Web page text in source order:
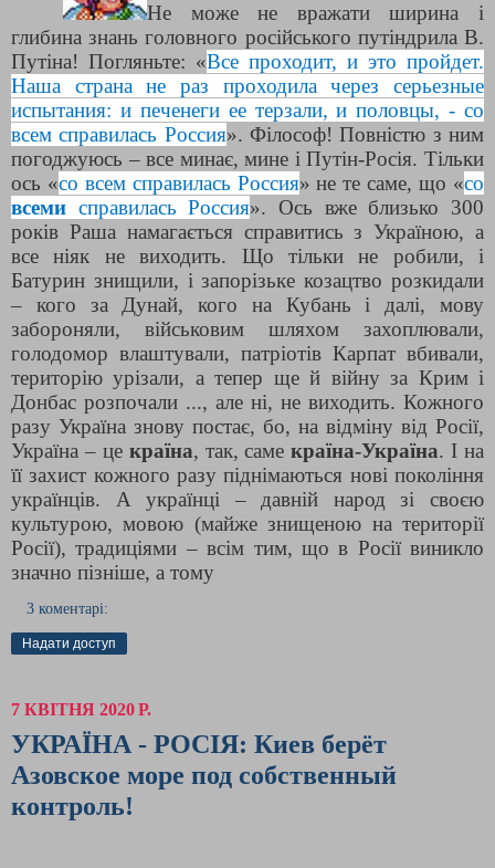
Не може не вражати ширина і
глибина знань головного російського путіндрила В.
Путіна! Погляньте: «Все проходит, и это пройдет.
Наша страна не раз проходила через серьезные
испытания: и печенеги ее терзали, и половцы, - со
всем справилась Россия». Філософ! Повністю з ним
погоджуюсь – все минає, мине і Путін-Росія. Тільки
ось «со всем справилась Россия» не те саме, що «со
всеми справилась Россия». Ось вже близько 300
років Раша намагається справитись з Україною, а
все ніяк не виходить. Що тільки не робили, і
Батурин знищили, і запорізьке козацтво розкидали
– кого за Дунай, кого на Кубань і далі, мову
забороняли, військовим шляхом захоплювали,
голодомор влаштували, патріотів Карпат вбивали,
територію урізали, а тепер ще й війну за Крим і
Донбас розпочали ..., але ні, не виходить. Кожного
разу Україна знову постає, бо, на відміну від Росії,
Україна – це країна, так, самекраїна-Україна. І на
її захист кожного разу піднімаються нові покоління
українців. А українці – давній народ зі своєю
культурою, мовою (майже знищеною на території
Росії), традиціями – всім тим, що в Росії виникло
значно пізніше, а тому
3 коментарі:
Надати доступ
7 КВІТНЯ 2020 Р.
УКРАЇНА - РОСІЯ: Киев берёт
Азовское море под собственный
контроль!